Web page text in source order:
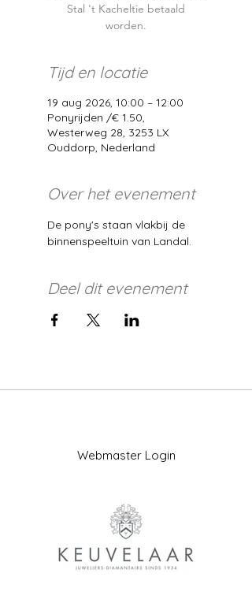
Stal 't Kacheltie betaald
worden.
Tijd en locatie
19 aug 2026, 10:00 – 12:00
Ponyrijden /€ 1.50,
Westerweg 28, 3253 LX
Ouddorp, Nederland
Over het evenement
De pony's staan vlakbij de
binnenspeeltuin van Landal.
Deel dit evenement
Webmaster Login